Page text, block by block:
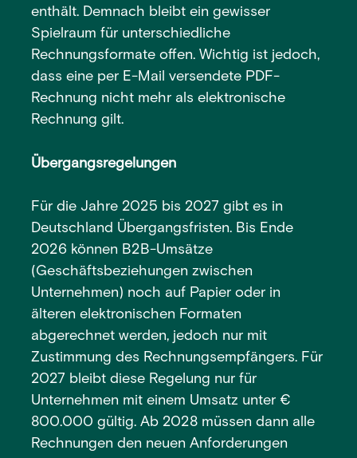
enthält. Demnach bleibt ein gewisser
Spielraum für unterschiedliche
Rechnungsformate offen. Wichtig ist jedoch,
dass eine per E-Mail versendete PDF-
Rechnung nicht mehr als elektronische
Rechnung gilt.
Übergangsregelungen
Für die Jahre 2025 bis 2027 gibt es in
Deutschland Übergangsfristen. Bis Ende
2026 können B2B-Umsätze
(Geschäftsbeziehungen zwischen
Unternehmen) noch auf Papier oder in
älteren elektronischen Formaten
abgerechnet werden, jedoch nur mit
Zustimmung des Rechnungsempfängers. Für
2027 bleibt diese Regelung nur für
Unternehmen mit einem Umsatz unter €
800.000 gültig. Ab 2028 müssen dann alle
Rechnungen den neuen Anforderungen